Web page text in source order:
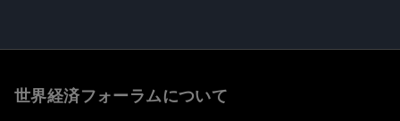
世界経済フォーラムについて